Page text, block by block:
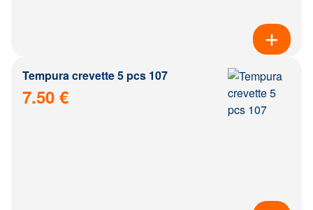
Tempura crevette 5 pcs 107
7.50 €